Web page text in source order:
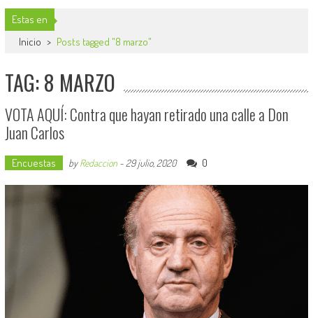
Estas en
Inicio > Posts tagged "8 marzo"
TAG: 8 MARZO
VOTA AQUÍ: Contra que hayan retirado una calle a Don
Juan Carlos
Encuestas byRedaccion- 29 julio, 2020 0